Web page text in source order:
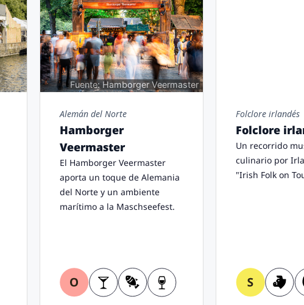
Fuente: Hamborger Veermaster
Alemán del Norte
Hamborger
Veermaster
El Hamborger Veermaster
aporta un toque de Alemania
del Norte y un ambiente
marítimo a la Maschseefest.
Folclore irlandés
Folclore
Un recorrido
culinario por
"Irish Folk on